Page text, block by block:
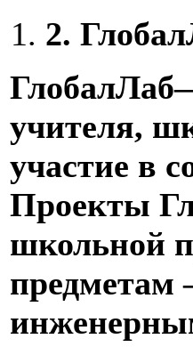
2.
ГлобалЛаб
учителя,
участие в
Проекты
школьной
предметам